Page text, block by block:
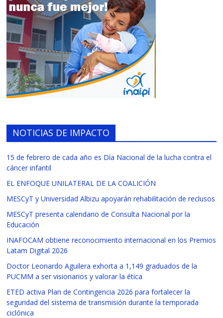
NOTICIAS DE IMPACTO
15 de febrero de cada año es Día Nacional de la lucha contra el
cáncer infantil
EL ENFOQUE UNILATERAL DE LA COALICIÓN
MESCyT y Universidad Albizu apoyarán rehabilitación de reclusos
MESCyT presenta calendario de Consulta Nacional por la
Educación
INAFOCAM obtiene reconocimiento internacional en los Premios
Latam Digital 2026
Doctor Leonardo Aguilera exhorta a 1,149 graduados de la
PUCMM a ser visionarios y valorar la ética
ETED activa Plan de Contingencia 2026 para fortalecer la
seguridad del sistema de transmisión durante la temporada
ciclónica